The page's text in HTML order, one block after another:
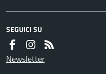
SEGUICI SU
Newsletter